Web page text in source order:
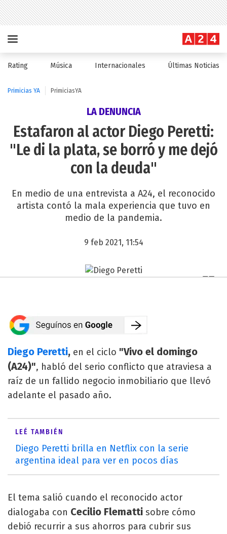
Rating Música Internacionales Últimas Noticias
Primicias YA PrimiciasYA
LA DENUNCIA
Estafaron al actor Diego Peretti:
"Le di la plata, se borró y me dejó
con la deuda"
En medio de una entrevista a A24, el reconocido
artista contó la mala experiencia que tuvo en
medio de la pandemia.
9 feb 2021, 11:54
Diego Peretti, en el ciclo "Vivo el domingo
(A24)", habló del serio conflicto que atraviesa a
raíz de un fallido negocio inmobiliario que llevó
adelante el pasado año.
LEÉ TAMBIÉN
Diego Peretti brilla en Netflix con la serie
argentina ideal para ver en pocos días
El tema salió cuando el reconocido actor
dialogaba con Cecilio Flematti sobre cómo
debió recurrir a sus ahorros para cubrir sus